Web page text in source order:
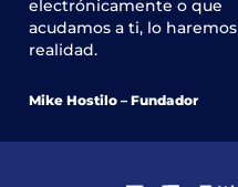
electrónicamente o que
acudamos a ti, lo haremos
realidad.
Mike Hostilo – Fundador